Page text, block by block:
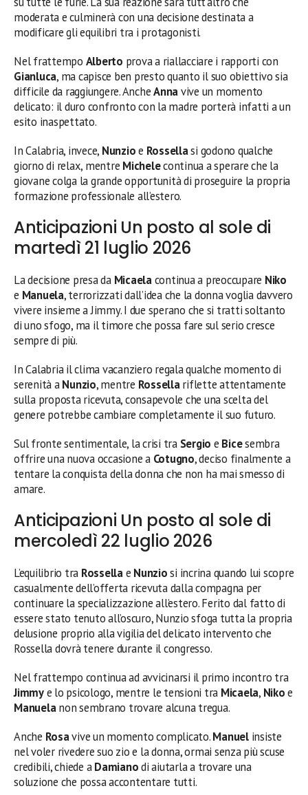
moderata e culminerà con una decisione destinata a
modificare gli equilibri tra i protagonisti.
Nel frattempo Alberto prova a riallacciare i rapporti con
Gianluca, ma capisce ben presto quanto il suo obiettivo sia
difficile da raggiungere. AncheAnnavive un momento
delicato: il duro confronto con la madre porterà infatti a un
esito inaspettato.
In Calabria, invece, Nunzioe Rossellasi godono qualche
giorno di relax, mentre Michelecontinua a sperare che la
giovane colga la grande opportunità di proseguire la propria
formazione professionale all’estero.
Anticipazioni Un posto al sole di
martedì 21 luglio 2026
La decisione presa da Micaelacontinua a preoccupare Niko
e Manuela, terrorizzati dall’idea che la donna voglia davvero
vivere insieme a Jimmy. I due sperano che si tratti soltanto
di uno sfogo, ma il timore che possa fare sul serio cresce
sempre di più.
In Calabria il clima vacanziero regala qualche momento di
serenità aNunzio, mentre Rossellariflette attentamente
sulla proposta ricevuta, consapevole che una scelta del
genere potrebbe cambiare completamente il suo futuro.
Sul fronte sentimentale, la crisi tra Sergio e Bicesembra
offrire una nuova occasione a Cotugno, deciso finalmente a
tentare la conquista della donna che non ha mai smesso di
amare.
Anticipazioni Un posto al sole di
mercoledì 22 luglio 2026
L’equilibrio tra Rossellae Nunziosi incrina quando lui scopre
casualmente dell’offerta ricevuta dalla compagna per
continuare la specializzazione all’estero. Ferito dal fatto di
essere stato tenuto all’oscuro, Nunzio sfoga tutta la propria
delusione proprio alla vigilia del delicato intervento che
Rossella dovrà tenere durante il congresso.
Nel frattempo continua ad avvicinarsi il primo incontro tra
Jimmye lo psicologo, mentre le tensioni tra Micaela, Nikoe
Manuelanon sembrano trovare alcuna tregua.
Anche Rosavive un momento complicato.Manuelinsiste
nel voler rivedere suo zio e la donna, ormai senza più scuse
credibili, chiede aDamianodi aiutarla a trovare una
soluzione che possa accontentare tutti.